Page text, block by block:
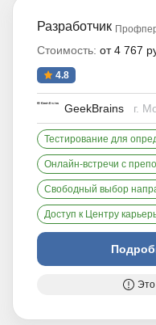
Разработчик
Стоимость: от 4 767
4.8
GeekBrains г.
Тестирование для
Онлайн-встречи с
Свободный выбор
Доступ к Центру
Это